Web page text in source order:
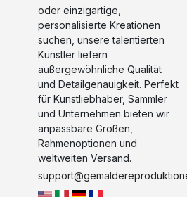
oder einzigartige,
personalisierte Kreationen
suchen, unsere talentierten
Künstler liefern
außergewöhnliche Qualität
und Detailgenauigkeit. Perfekt
für Kunstliebhaber, Sammler
und Unternehmen bieten wir
anpassbare Größen,
Rahmenoptionen und
weltweiten Versand.